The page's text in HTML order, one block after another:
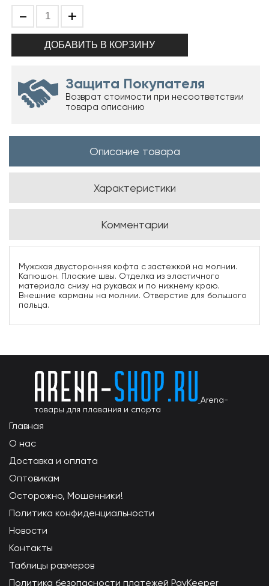
- +
Защита Покупателя
Возврат стоимости при несоответствии
товара описанию
Описание товара
Характеристики
Комментарии
Мужская двусторонняя кофта с застежкой на молнии.
Капюшон. Плоские швы. Отделка из эластичного
материала снизу на рукавах и по нижнему краю.
Внешние карманы на молнии. Отверстие для большого
пальца.
Arena-
товары для плавания и спорта
Главная
О нас
Доставка и оплата
Оптовикам
Осторожно, Мошенники!
Политика конфиденциальности
Новости
Контакты
Таблицы размеров
Политика безопасности платежей PayKeeper